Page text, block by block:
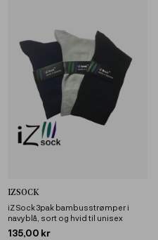
IZSOCK
iZ Sock 3pak bambusstrømper i
navyblå, sort og hvid til unisex
135,00 kr